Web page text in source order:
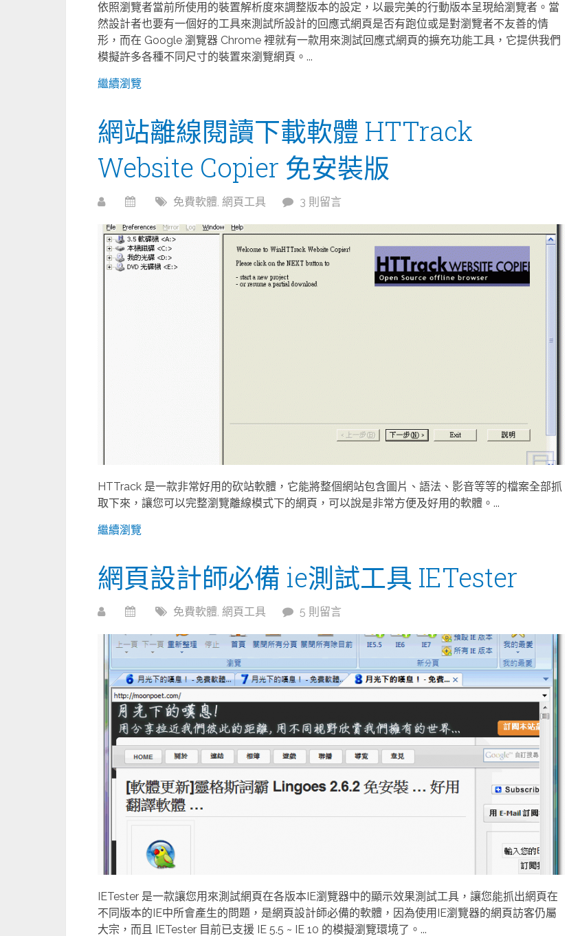
依照瀏覽者當前所使用的裝置解析度來調整版本的設定，以最完美的行動版本呈現給瀏覽者。當
然設計者也要有一個好的工具來測試所設計的回應式網頁是否有跑位或是對瀏覽者不友善的情
形，而在 Google 瀏覽器 Chrome 裡就有一款用來測試回應式網頁的擴充功能工具，它提供我們
模擬許多各種不同尺寸的裝置來瀏覽網頁。...
繼續瀏覽
網站離線閱讀下載軟體 HTTrack
Website Copier 免安裝版
免費軟體, 網頁工具 3 則留言
HTTrack 是一款非常好用的砍站軟體，它能將整個網站包含圖片、語法、影音等等的檔案全部抓
取下來，讓您可以完整瀏覽離線模式下的網頁，可以說是非常方便及好用的軟體。...
繼續瀏覽
網頁設計師必備 ie測試工具 IETester
免費軟體, 網頁工具 5 則留言
IETester 是一款讓您用來測試網頁在各版本IE瀏覽器中的顯示效果測試工具，讓您能抓出網頁在
不同版本的IE中所會產生的問題，是網頁設計師必備的軟體，因為使用IE瀏覽器的網頁訪客仍屬
大宗，而且 IETester 目前已支援 IE 5.5 ~ IE 10 的模擬瀏覽環境了。...